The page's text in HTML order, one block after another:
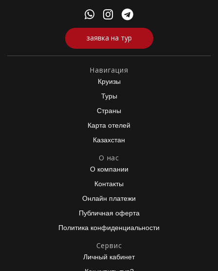
заявка на тур
Навигация
Круизы
Туры
Страны
Карта отелей
Казахстан
О нас
О компании
Контакты
Онлайн платежи
Публичная оферта
Политика конфиденциальности
Сервис
Личный кабинет